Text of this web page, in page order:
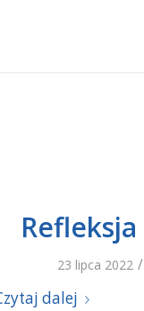
23 lipca 2022 /
dalej